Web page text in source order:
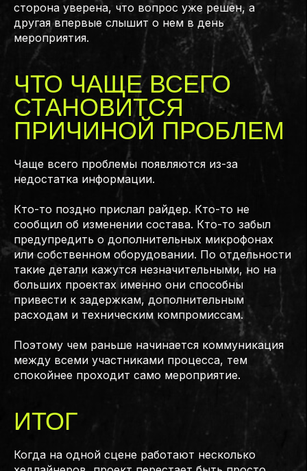
сторона уверена, что вопрос уже решен, а
другая впервые слышит о нем в день
мероприятия.
ЧТО ЧАЩЕ ВСЕГО
СТАНОВИТСЯ
ПРИЧИНОЙ ПРОБЛЕМ
Чаще всего проблемы появляются из-за
недостатка информации.
Кто-то поздно прислал райдер. Кто-то не
сообщил об изменении состава. Кто-то забыл
предупредить о дополнительных микрофонах
или собственном оборудовании. По отдельности
такие детали кажутся незначительными, но на
больших проектах именно они способны
привести к задержкам, дополнительным
расходам и техническим компромиссам.
Поэтому чем раньше начинается коммуникация
между всеми участниками процесса, тем
спокойнее проходит само мероприятие.
ИТОГ
Когда на одной сцене работают несколько